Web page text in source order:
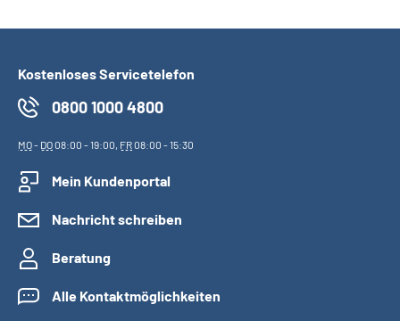
Kostenloses Servicetelefon
0800 1000 4800
MO- DO08:00 - 19:00, FR08:00 - 15:30
Mein Kundenportal
Nachricht schreiben
Beratung
Alle Kontaktmöglichkeiten